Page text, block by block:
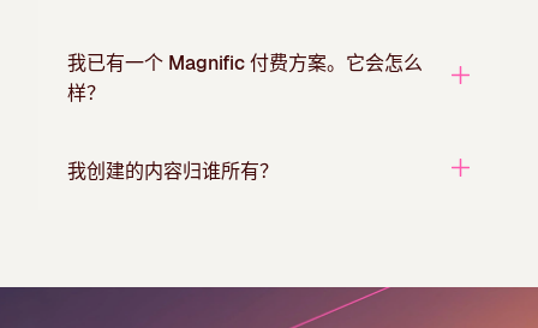
我已有一个 Magnific 付费方案。它会怎么
样？
我创建的内容归谁所有？